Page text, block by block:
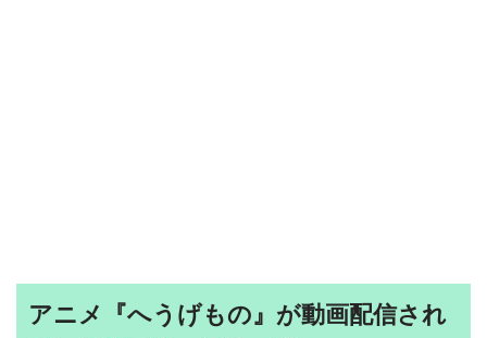
アニメ『へうげもの』が動画配信され